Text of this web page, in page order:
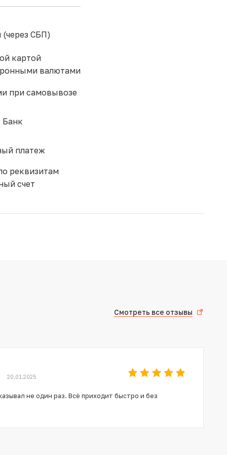
СБП)
картой
валютами
при самовывозе
Банк
платеж
реквизитам
счет
Смотреть все отзывы
20.01.2025
не один раз. Всё приходит быстро и без